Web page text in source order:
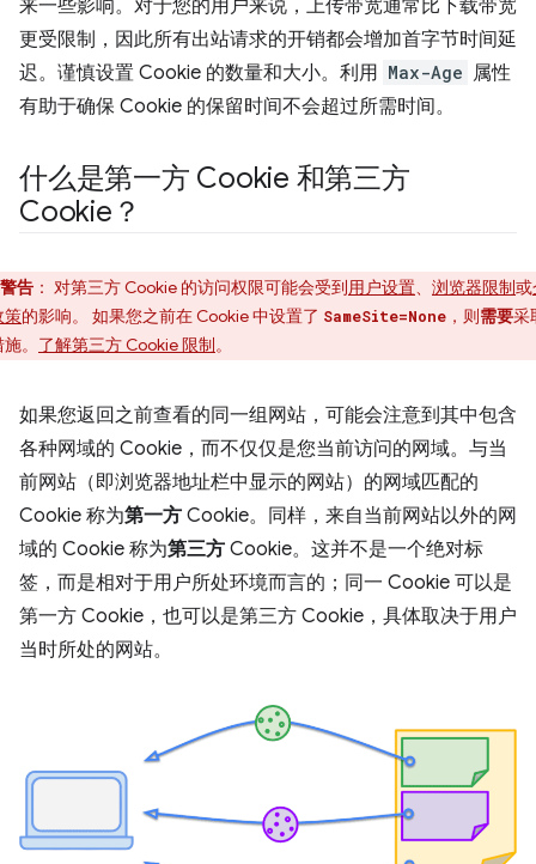
来一些影响。对于您的用户来说，上传带宽通常比下载带宽
更受限制，因此所有出站请求的开销都会增加首字节时间延
迟。谨慎设置 Cookie 的数量和大小。利用 Max-Age 属性
有助于确保 Cookie 的保留时间不会超过所需时间。
什么是第一方 Cookie 和第三方
Cookie？
警告 ： 对第三方 Cookie 的访问权限可能会受到 用户设置、 浏览器限制或
策的影响。 如果您之前在 Cookie 中设置了 SameSite=None ，则 需要采
。 了解第三方 Cookie 限制 。
如果您返回之前查看的同一组网站，可能会注意到其中包含
各种网域的 Cookie，而不仅仅是您当前访问的网域。与当
前网站（即浏览器地址栏中显示的网站）的网域匹配的
Cookie 称为第一方 Cookie。同样，来自当前网站以外的网
域的 Cookie 称为第三方 Cookie。这并不是一个绝对标
签，而是相对于用户所处环境而言的；同一 Cookie 可以是
第一方 Cookie，也可以是第三方 Cookie，具体取决于用户
当时所处的网站。